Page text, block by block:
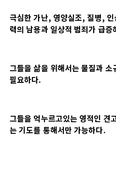
극심한 가난, 영양실조, 질병,
력의 남용과 일상적 범죄가 급증
그들을 삶을 위해서는 물질과
필요하다.
그들을 억누르고있는 영적인 견
는 기도를 통해서만 가능하다.